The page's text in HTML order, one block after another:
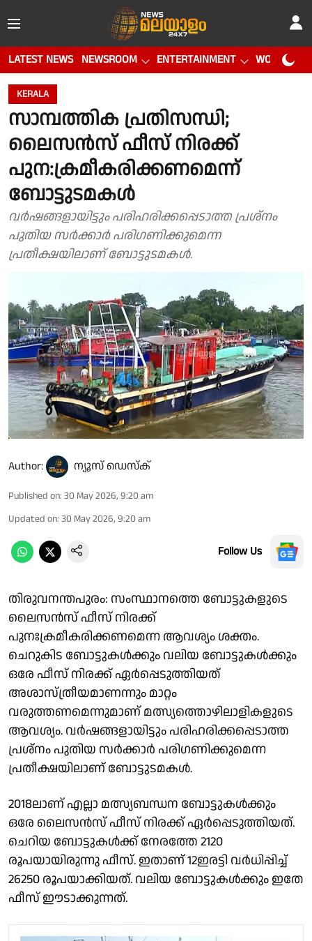
LATEST NEWS NEWSROOM ENTERTAINMENT WORLD CUP
KERALA
സാമ്പത്തിക പ്രതിസന്ധി;
ലൈസൻസ് ഫീസ് നിരക്ക്
പുന:ക്രമീകരിക്കണമെന്ന്
ബോട്ടുടമകൾ
വർഷങ്ങളായിട്ടും പരിഹരിക്കപ്പെടാത്ത പ്രശ്നം
പുതിയ സർക്കാർ പരിഗണിക്കുമെന്ന
പ്രതീക്ഷയിലാണ് ബോട്ടുടമകൾ.
Author: ന്യൂസ് ഡെസ്ക്
Published on: 30 May 2026, 9:20 am
Updated on: 30 May 2026, 9:20 am
Follow Us
തിരുവനന്തപുരം: സംസ്ഥാനത്തെ ബോട്ടുകളുടെ
ലൈസൻസ് ഫീസ് നിരക്ക്
പുനഃക്രമീകരിക്കണമെന്ന ആവശ്യം ശക്തം.
ചെറുകിട ബോട്ടുകൾക്കും വലിയ ബോട്ടുകൾക്കും
ഒരേ ഫീസ് നിരക്ക് ഏർപ്പെടുത്തിയത്
അശാസ്ത്രീയമാണന്നും മാറ്റം
വരുത്തണമെന്നുമാണ് മത്സ്യത്തൊഴിലാളികളുടെ
ആവശ്യം. വർഷങ്ങളായിട്ടും പരിഹരിക്കപ്പെടാത്ത
പ്രശ്നം പുതിയ സർക്കാർ പരിഗണിക്കുമെന്ന
പ്രതീക്ഷയിലാണ് ബോട്ടുടമകൾ.
2018ലാണ് എല്ലാ മത്സ്യബന്ധന ബോട്ടുകൾക്കും
ഒരേ ലൈസൻസ് ഫീസ് നിരക്ക് ഏർപ്പെടുത്തിയത്.
ചെറിയ ബോട്ടുകൾക്ക് നേരത്തേ 2120
രൂപയായിരുന്നു ഫീസ്. ഇതാണ് 12ഇരട്ടി വർധിപ്പിച്ച്
26250 രൂപയാക്കിയത്. വലിയ ബോട്ടുകൾക്കും ഇതേ
ഫീസ് ഈടാക്കുന്നത്.